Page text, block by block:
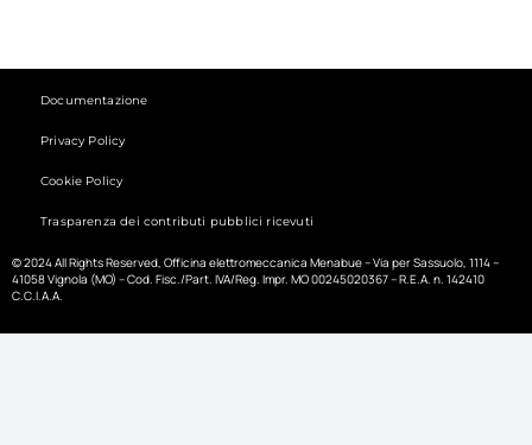
Documentazione
Privacy Policy
Cookie Policy
Trasparenza dei contributi pubblici ricevuti
© 2024 All Rights Reserved, Officina elettromeccanica Menabue – Via per Sassuolo, 1114 –
41058 Vignola (MO) – Cod. Fisc./Part. IVA/Reg. Impr. MO 00245020367 – R.E.A. n. 142410
C.C.I.A.A.